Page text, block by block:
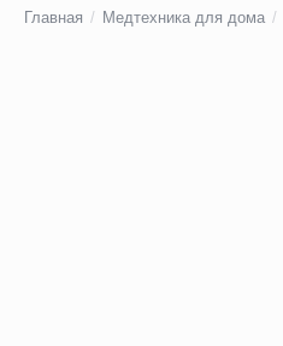
Главная / Медтехника для дома /